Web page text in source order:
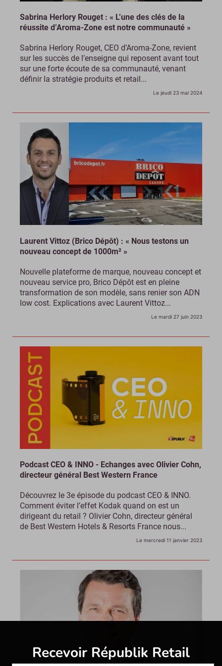
Sabrina Herlory Rouget : « L’une des clés de la
réussite d’Aroma-Zone est notre communauté »
Sabrina Herlory Rouget, CEO d’Aroma-Zone, revient
sur les succès de l’enseigne qui reposent avant tout
sur une forte écoute de sa communauté, venant
définir la stratégie produits et retail...
Le jeudi 23 mai 2024
Laurent Vittoz (Brico Dépôt) : « Nous testons un
nouveau concept de 1000m² »
Nouvelle plateforme de marque, nouveau concept et
nouveau service pro, Brico Dépôt est en pleine
transformation de son modèle, sans renier son ADN
low cost. Explications avec Laurent Vittoz...
Le mardi 27 juin 2023
Podcast CEO & INNO - Echanges avec Olivier Cohn,
directeur général Best Western France
Découvrez le 3e épisode du podcast CEO & INNO.
Comment éviter l’effet Kodak quand on est un
dirigeant du retail ? Olivier Cohn, directeur général
de Best Western Hotels & Resorts France nous...
Le mercredi 11 janvier 2023
Recevoir Républik Retail